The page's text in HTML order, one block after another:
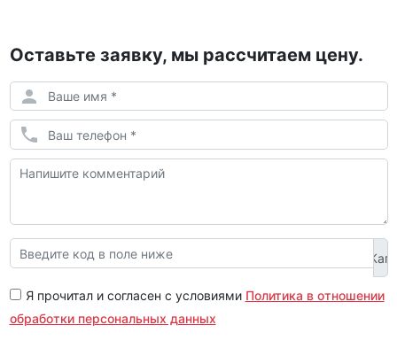
Оставьте заявку, мы рассчитаем цену.
Я прочитал и согласен с условиями Политика в отношении
обработки персональных данных